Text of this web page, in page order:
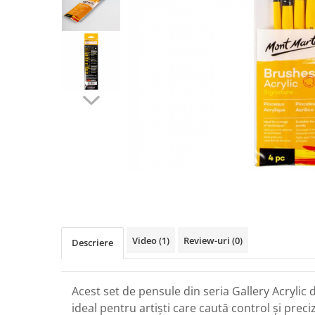
Accesorii pictură
Cuțite pictură
Palete și pahare pentru pictură
Pensule pentru acrilice
Carton pânzat
Manechin desen
Accesorii grafică
Descriere Video(1) Review-uri (0)
Acest set de pensule din seria Gallery Acrylic
ideal pentru artiști care caută control și